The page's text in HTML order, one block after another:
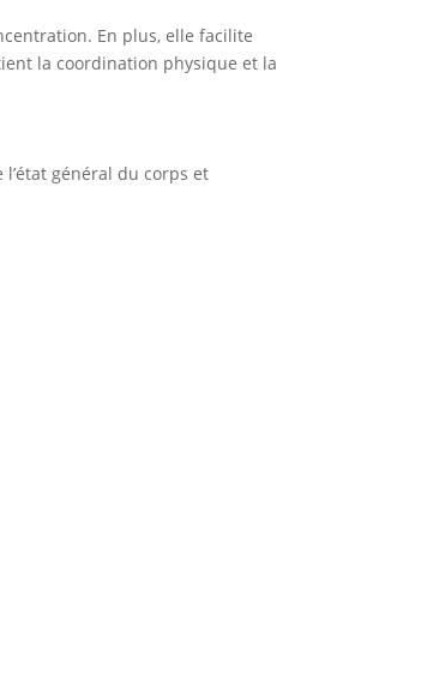
En plus, elle facilite
la coordination physique et la
général du corps et